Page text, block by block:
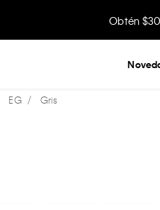
Obtén
EG Gris